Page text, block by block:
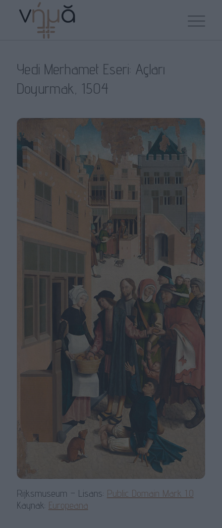
Yedi Merhamet Eseri: Açları
Doyurmak, 1504
Rijksmuseum – Lisans: Public Domain Mark 1.0
Kaynak: Europeana